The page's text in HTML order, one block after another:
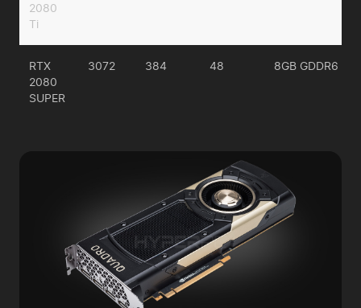
2080
Ti
RTX
2080
SUPER
3072 384 48 8GB GDDR6